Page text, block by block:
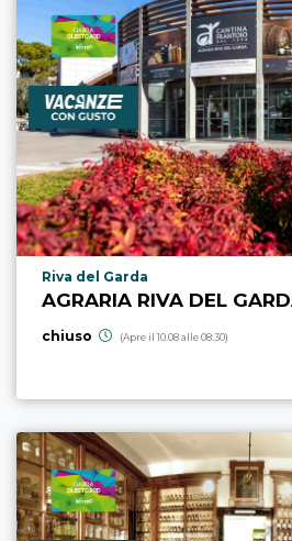
Località punto di interesse
Riva del Garda
AGRARIA RIVA DEL
chiuso (Apre il 10.08 alle 08:30)